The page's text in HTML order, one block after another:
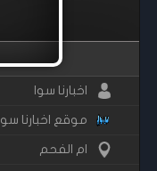
اخبارنا سوا
موقع اخبارنا سوا
ام الفحم